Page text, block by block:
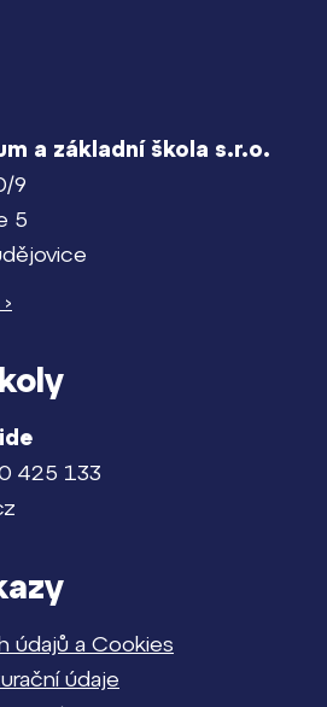
a základní škola s.r.o.
9
5
425 133
údajů a Cookies
údaje